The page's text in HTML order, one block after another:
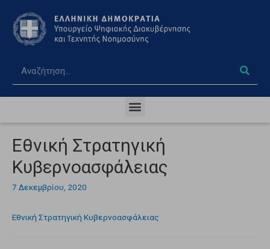
Εθνική Στρατηγική
Κυβερνοασφάλειας
7 Δεκεμβρίου, 2020
Εθνική Στρατηγική Κυβερνοασφάλειας